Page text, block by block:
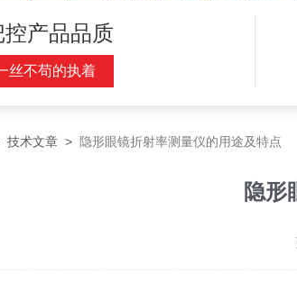
控产品品质
丝不苟的执着
技术文章 > 隐形眼镜折射率测量仪的用途及特点
隐形